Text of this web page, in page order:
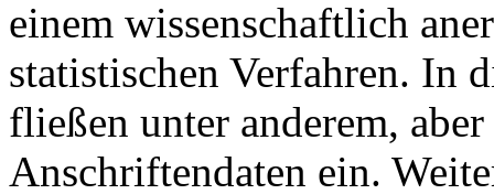
einem wissenschaftlich
statistischen Verfahren. In
fließen unter anderem,
Anschriftendaten ein.